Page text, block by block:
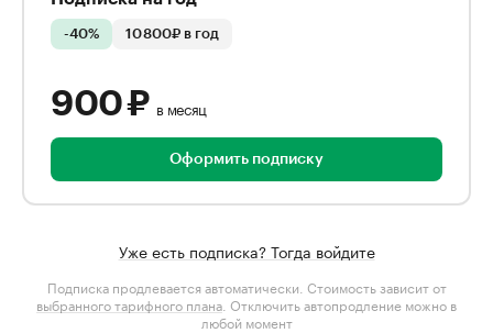
-40% 10 800₽ в год
900 ₽ в месяц
Оформить подписку
Уже есть подписка? Тогда войдите
Подписка продлевается автоматически. Стоимость зависит от
выбранного тарифного плана . Отключить автопродление можно в
любой момент